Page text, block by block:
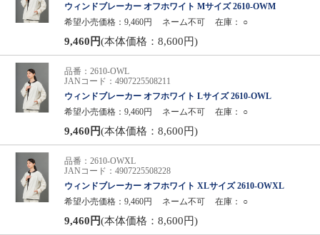
ウィンドブレーカー オフホワイト Mサイズ 2610-OWM
希望小売価格：9,460円
ネーム不可 在庫： ○
9,460円(本体価格：8,600円)
品番：2610-OWL
JANコード：4907225508211
ウィンドブレーカー オフホワイト Lサイズ 2610-OWL
希望小売価格：9,460円
ネーム不可 在庫： ○
9,460円(本体価格：8,600円)
品番：2610-OWXL
JANコード：4907225508228
ウィンドブレーカー オフホワイト XLサイズ 2610-OWXL
希望小売価格：9,460円
ネーム不可 在庫： ○
9,460円(本体価格：8,600円)